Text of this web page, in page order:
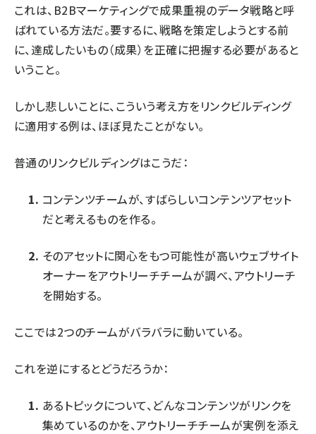
これは、B2Bマーケティングで成果重視のデータ戦略と呼
ばれている方法だ。要するに、戦略を策定しようとする前
に、達成したいもの（成果）を正確に把握する必要があると
いうこと。
しかし悲しいことに、こういう考え方をリンクビルディング
に適用する例は、ほぼ見たことがない。
普通のリンクビルディングはこうだ：
コンテンツチームが、すばらしいコンテンツアセット
だと考えるものを作る。
そのアセットに関心をもつ可能性が高いウェブサイト
オーナーをアウトリーチチームが調べ、アウトリーチ
を開始する。
ここでは2つのチームがバラバラに動いている。
これを逆にするとどうだろうか：
あるトピックについて、どんなコンテンツがリンクを
集めているのかを、アウトリーチチームが実例を添え